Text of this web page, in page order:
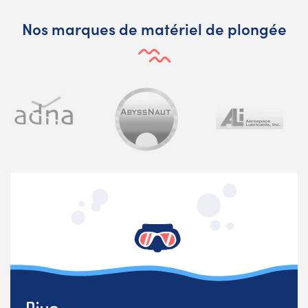
Nos marques de matériel de plongée